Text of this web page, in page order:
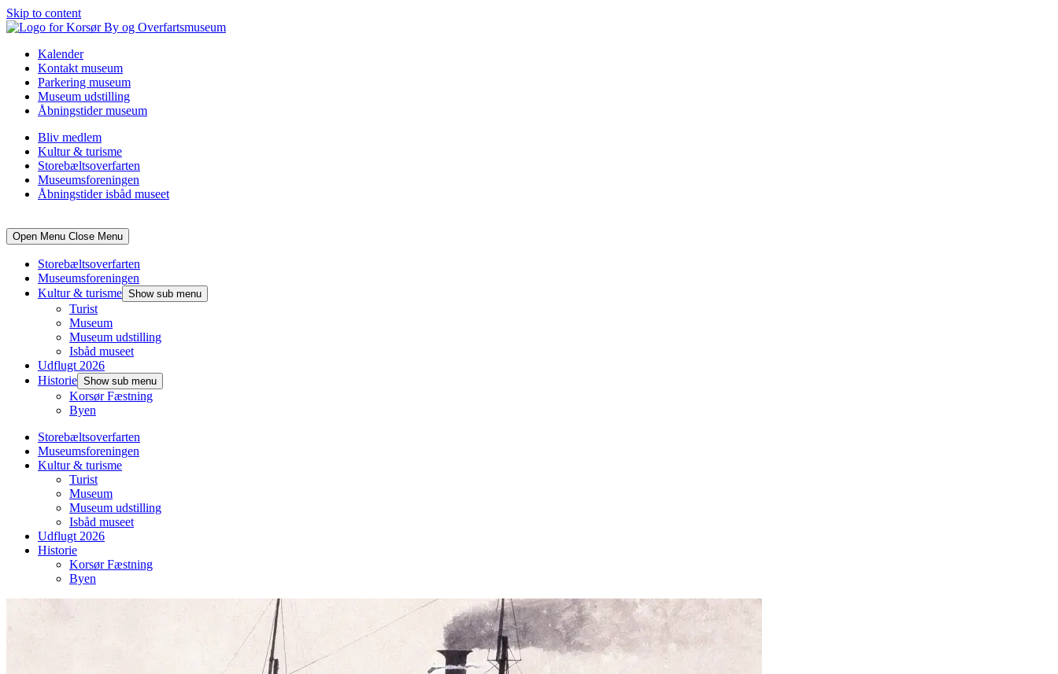
Skip to content
Kalender
Kontakt museum
Parkering museum
Museum udstilling
Åbningstider museum
Bliv medlem
Kultur & turisme
Storebæltsoverfarten
Museumsforeningen
Åbningstider isbåd museet
Open Menu Close Menu
Storebæltsoverfarten
Museumsforeningen
Kultur & turisme Show sub menu
Turist
Museum
Museum udstilling
Isbåd museet
Udflugt 2026
Historie Show sub menu
Korsør Fæstning
Byen
Storebæltsoverfarten
Museumsforeningen
Kultur & turisme
Turist
Museum
Museum udstilling
Isbåd museet
Udflugt 2026
Historie
Korsør Fæstning
Byen